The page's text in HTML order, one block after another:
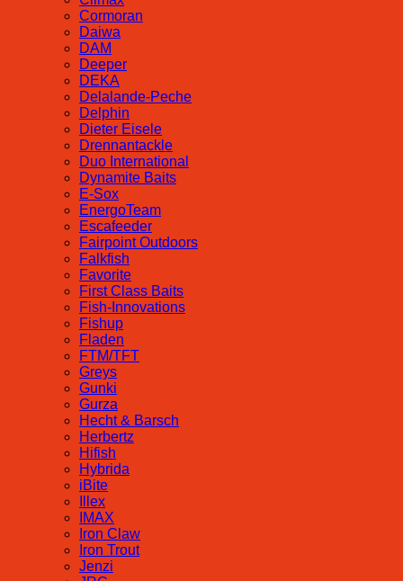
Cormoran
Daiwa
DAM
Deeper
DEKA
Delalande-Peche
Delphin
Dieter Eisele
Drennantackle
Duo International
Dynamite Baits
E-Sox
EnergoTeam
Escafeeder
Fairpoint Outdoors
Falkfish
Favorite
First Class Baits
Fish-Innovations
Fishup
Fladen
FTM/TFT
Greys
Gunki
Gurza
Hecht & Barsch
Herbertz
Hifish
Hybrida
iBite
Illex
IMAX
Iron Claw
Iron Trout
Jenzi